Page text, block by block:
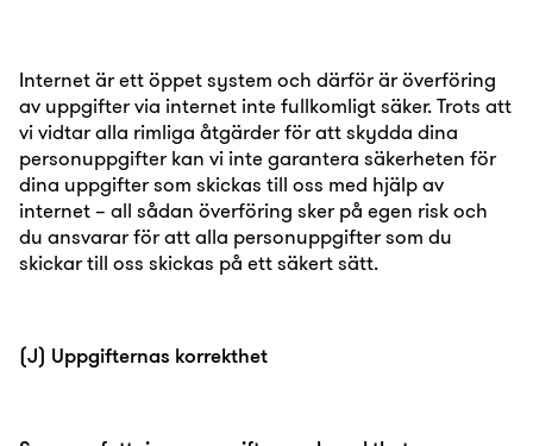
Internet är ett öppet system och därför är överföring
av uppgifter via internet inte fullkomligt säker. Trots att
vi vidtar alla rimliga åtgärder för att skydda dina
personuppgifter kan vi inte garantera säkerheten för
dina uppgifter som skickas till oss med hjälp av
internet – all sådan överföring sker på egen risk och
du ansvarar för att alla personuppgifter som du
skickar till oss skickas på ett säkert sätt.
(J) Uppgifternas korrekthet